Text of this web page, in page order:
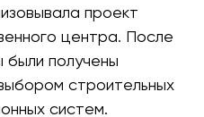
проект
центра. После
были получены
строительных
систем.